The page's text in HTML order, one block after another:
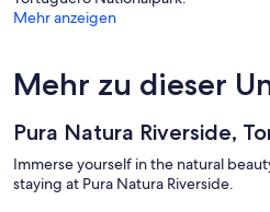
Mehr anzeigen
Mehr zu dieser
Pura Natura Riverside,
Immerse yourself in the natural
staying at Pura Natura Riverside.